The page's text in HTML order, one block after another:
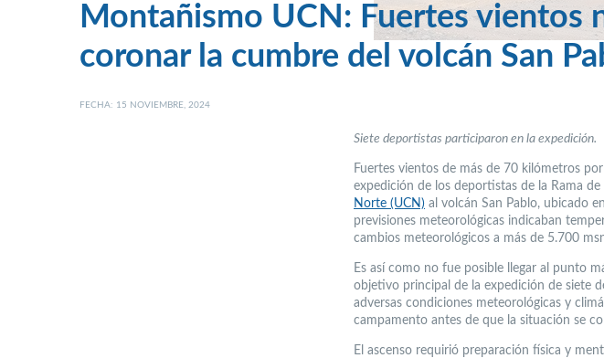
Montañismo UCN: Fuertes vientos
coronar la cumbre del volcán San
FECHA: 15 NOVIEMBRE, 2024
Siete deportistas participaron en la expedición.
Fuertes vientos de más de 70 kilómetros
expedición de los deportistas de la Rama
Norte (UCN) al volcán San Pablo, ubicado
previsiones meteorológicas indicaban
cambios meteorológicos a más de 5.700
Es así como no fue posible llegar al punto
objetivo principal de la expedición de siete
adversas condiciones meteorológicas y
campamento antes de que la situación se
El ascenso requirió preparación física y